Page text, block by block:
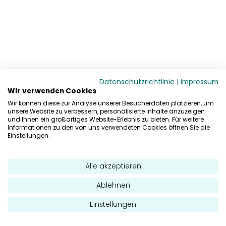
Datenschutzrichtlinie | Impressum
Wir verwenden Cookies
Wir können diese zur Analyse unserer Besucherdaten platzieren, um
unsere Website zu verbessern, personalisierte Inhalte anzuzeigen
und Ihnen ein großartiges Website-Erlebnis zu bieten. Für weitere
Informationen zu den von uns verwendeten Cookies öffnen Sie die
Einstellungen.
Alle akzeptieren
Ablehnen
Einstellungen